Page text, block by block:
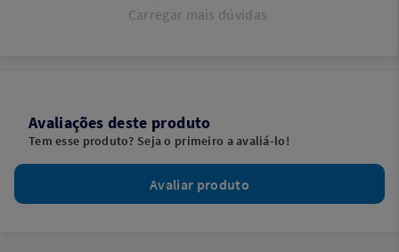
Carregar mais dúvidas
Avaliações deste produto
Tem esse produto? Seja o primeiro a avaliá-lo!
Avaliar produto